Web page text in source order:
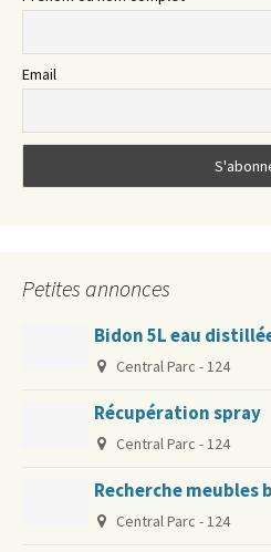
Email
Petites annonces
Bidon 5L eau
Central Parc - 124
Récupération spray
Central Parc - 124
Recherche meubles
Central Parc - 124